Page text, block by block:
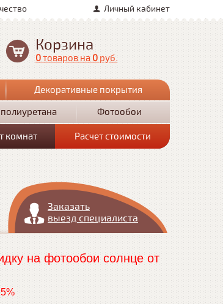
Личный кабинет
Корзина
0товаров на 0 руб.
Декоративные покрытия
Фотообои
комнат Расчет стоимости
Заказать
выезд специалиста
на фотообои солнце от